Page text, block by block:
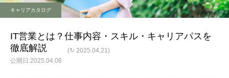
キャリアカタログ
IT営業とは？仕事内容・スキル・キャリアパスを
徹底解説
2025.04.08
(↻ 2025.04.21)